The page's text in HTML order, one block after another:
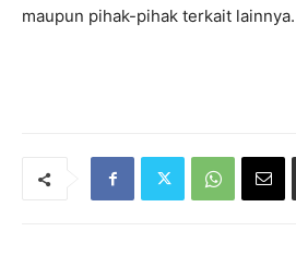
maupun pihak-pihak terkait